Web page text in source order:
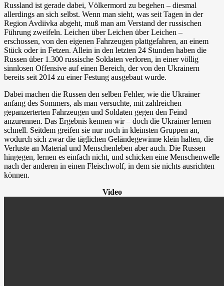
Russland ist gerade dabei, Völkermord zu begehen – diesmal
allerdings an sich selbst. Wenn man sieht, was seit Tagen in der
Region Avdiivka abgeht, muß man am Verstand der russischen
Führung zweifeln. Leichen über Leichen über Leichen –
erschossen, von den eigenen Fahrzeugen plattgefahren, an einem
Stück oder in Fetzen. Allein in den letzten 24 Stunden haben die
Russen über 1.300 russische Soldaten verloren, in einer völlig
sinnlosen Offensive auf einen Bereich, der von den Ukrainern
bereits seit 2014 zu einer Festung ausgebaut wurde.
Dabei machen die Russen den selben Fehler, wie die Ukrainer
anfang des Sommers, als man versuchte, mit zahlreichen
gepanzerterten Fahrzeugen und Soldaten gegen den Feind
anzurennen. Das Ergebnis kennen wir – doch die Ukrainer lernen
schnell. Seitdem greifen sie nur noch in kleinsten Gruppen an,
wodurch sich zwar die täglichen Geländegewinne klein halten, die
Verluste an Material und Menschenleben aber auch. Die Russen
hingegen, lernen es einfach nicht, und schicken eine Menschenwelle
nach der anderen in einen Fleischwolf, in dem sie nichts ausrichten
können.
Video